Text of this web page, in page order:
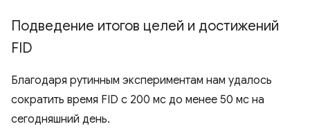
Подведение итогов целей и достижений
FID
Благодаря рутинным экспериментам нам удалось
сократить время FID с 200 мс до менее 50 мс на
сегодняшний день.